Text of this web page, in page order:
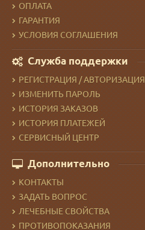
ОПЛАТА
ГАРАНТИЯ
УСЛОВИЯ СОГЛАШЕНИЯ
Служба поддержки
РЕГИСТРАЦИЯ / АВТОРИЗАЦИЯ
ИЗМЕНИТЬ ПАРОЛЬ
ИСТОРИЯ ЗАКАЗОВ
ИСТОРИЯ ПЛАТЕЖЕЙ
СЕРВИСНЫЙ ЦЕНТР
Дополнительно
КОНТАКТЫ
ЗАДАТЬ ВОПРОС
ЛЕЧЕБНЫЕ СВОЙСТВА
ПРОТИВОПОКАЗАНИЯ